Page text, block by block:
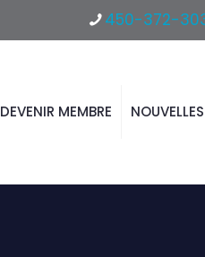
450-372-
DEVENIR MEMBRE NOUVELLES